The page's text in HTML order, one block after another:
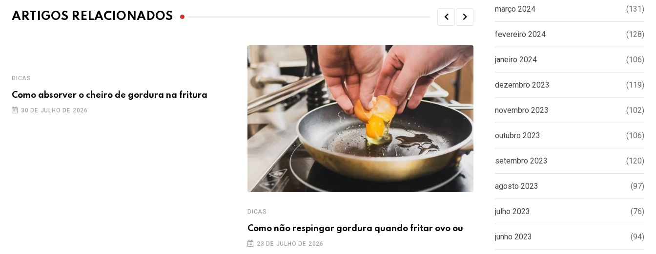
ARTIGOS RELACIONADOS
DICAS
Como absorver o cheiro de gordura na fritura
30 DE JULHO DE 2026
DICAS
Como não respingar gordura quando fritar ovo ou
23 DE JULHO DE 2026
DICAS
março 2024 (131)
fevereiro 2024 (128)
janeiro 2024 (106)
dezembro 2023 (119)
novembro 2023 (102)
outubro 2023 (106)
setembro 2023 (120)
agosto 2023 (97)
julho 2023 (76)
junho 2023 (94)